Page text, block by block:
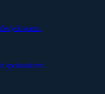
spotkaniami.